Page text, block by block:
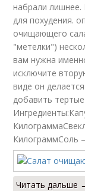
набрали
для похудения.
очищающего
"метелки")
вам нужна
исключите
виде он
добавить
КилограммСоль
Читать дальше